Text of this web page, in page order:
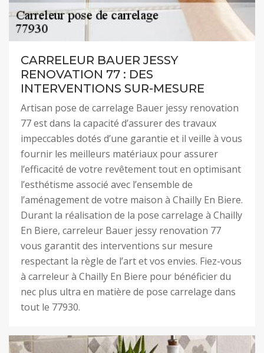
CARRELEUR BAUER JESSY
RENOVATION 77 : DES
INTERVENTIONS SUR-MESURE
Artisan pose de carrelage Bauer jessy renovation
77 est dans la capacité d’assurer des travaux
impeccables dotés d’une garantie et il veille à vous
fournir les meilleurs matériaux pour assurer
l’efficacité de votre revêtement tout en optimisant
l’esthétisme associé avec l’ensemble de
l’aménagement de votre maison à Chailly En Biere.
Durant la réalisation de la pose carrelage à Chailly
En Biere, carreleur Bauer jessy renovation 77
vous garantit des interventions sur mesure
respectant la règle de l’art et vos envies. Fiez-vous
à carreleur à Chailly En Biere pour bénéficier du
nec plus ultra en matière de pose carrelage dans
tout le 77930.